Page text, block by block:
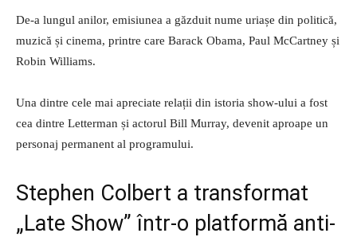
De-a lungul anilor, emisiunea a găzduit nume uriașe din politică,
muzică și cinema, printre care Barack Obama, Paul McCartney și
Robin Williams.
Una dintre cele mai apreciate relații din istoria show-ului a fost
cea dintre Letterman și actorul Bill Murray, devenit aproape un
personaj permanent al programului.
Stephen Colbert a transformat
„Late Show” într-o platformă anti-